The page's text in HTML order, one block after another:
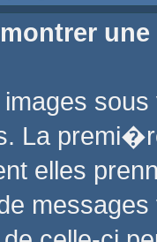
La
elles